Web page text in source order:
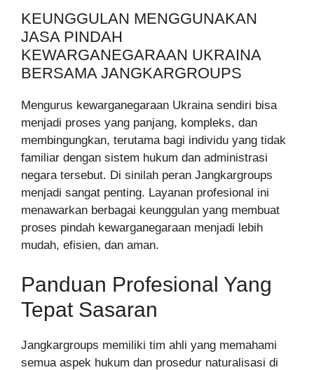
KEUNGGULAN MENGGUNAKAN
JASA PINDAH
KEWARGANEGARAAN UKRAINA
BERSAMA JANGKARGROUPS
Mengurus kewarganegaraan Ukraina sendiri bisa
menjadi proses yang panjang, kompleks, dan
membingungkan, terutama bagi individu yang tidak
familiar dengan sistem hukum dan administrasi
negara tersebut. Di sinilah peran Jangkargroups
menjadi sangat penting. Layanan profesional ini
menawarkan berbagai keunggulan yang membuat
proses pindah kewarganegaraan menjadi lebih
mudah, efisien, dan aman.
Panduan Profesional Yang
Tepat Sasaran
Jangkargroups memiliki tim ahli yang memahami
semua aspek hukum dan prosedur naturalisasi di